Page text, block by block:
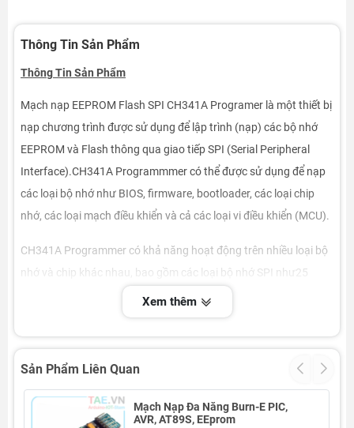
Thông Tin Sản Phẩm
Thông Tin Sản Phẩm
Mạch nạp EEPROM Flash SPI CH341A Programer là một thiết bị
nạp chương trình được sử dụng để lập trình (nạp) các bộ nhớ
EEPROM và Flash thông qua giao tiếp SPI (Serial Peripheral
Interface).CH341A Programmmer có thể được sử dụng để nạp
các loại bộ nhớ như BIOS, firmware, bootloader, các loại chip
nhớ, các loại mạch điều khiển và cả các loại vi điều khiển (MCU).
CH341A Programmer có khả năng hoạt động trên nhiều loại bộ
nhớ và chip khác nhau, bao gồm các loại bộ nhớ SPI như25
series và các loại bộ nhớ I2C như 24 series, đồng thời hỗ trợ cả
các loại vi điều khiển khác nhau của các hãng sản xuất khác
nhau như Atmel, Microchip, NXP, STM, và nhiều hãng khác nữa.
CH341A Progammer có thiết kế nhỏ gọn, dễ sử dụng và phù hợp
cho việc lập trình nhanh và tiện lợi trên các loại chip và bộ nhớ
khác nhau. Nó thường được sử dụng trong việc sữa chữa, nâng
Xem thêm
Sản Phẩm Liên Quan
Mạch Nạp Đa Năng Burn-E PIC,
AVR, AT89S, EEprom